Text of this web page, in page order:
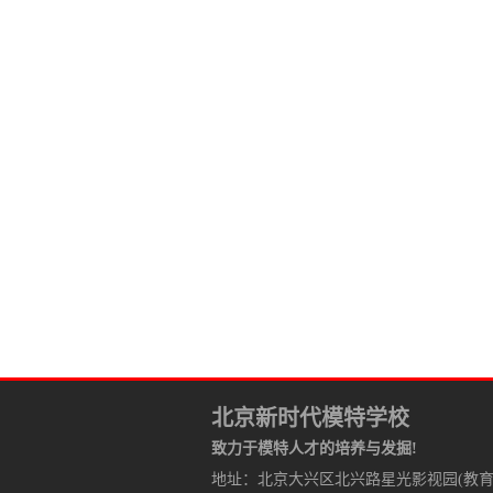
北京新时代模特学校
致力于模特人才的培养与发掘!
地址：北京大兴区北兴路星光影视园(教